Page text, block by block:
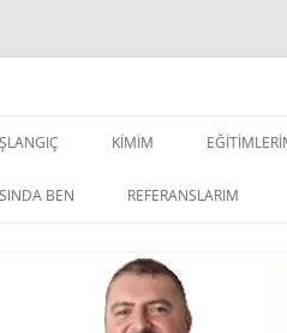
KIMIM
BEN REFERANSLARIM